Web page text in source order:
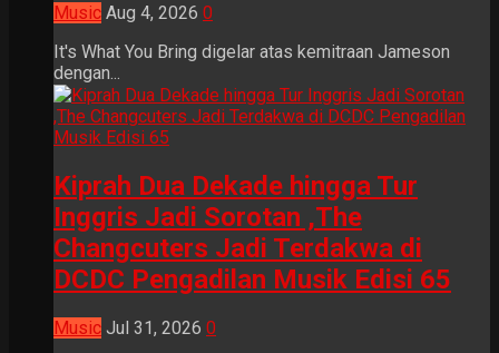
Music Aug 4, 2026 0
It's What You Bring digelar atas kemitraan Jameson
dengan...
Kiprah Dua Dekade hingga Tur
Inggris Jadi Sorotan ,The
Changcuters Jadi Terdakwa di
DCDC Pengadilan Musik Edisi 65
Music Jul 31, 2026 0